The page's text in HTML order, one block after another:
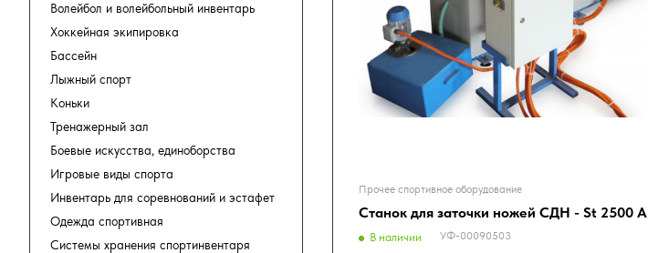
Прочее спортивное оборудование
Станок для заточки ножей СДН - St 2500 А
В наличии УФ-00090503
Волейбол и волейбольный инвентарь
Хоккейная экипировка
Бассейн
Лыжный спорт
Коньки
Тренажерный зал
Боевые искусства, единоборства
Игровые виды спорта
Инвентарь для соревнований и эстафет
Одежда спортивная
Системы хранения спортинвентаря